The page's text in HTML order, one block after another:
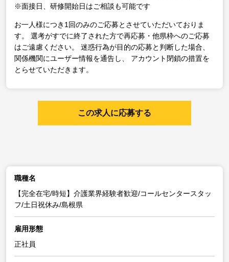
※面接日、研修開始日はご相談も可能です
お一人様につき1回のみのご応募とさせていただいておりま
す。
選考がすでに終了された方で再応募・他県枠へのご応募
はご遠慮ください。
迷惑行為が目的の応募と判断した場合、
関係機関にユーザー情報を通告し、
アカウント閉鎖の措置を
とらせていただきます。
この求人に応募する
職種名
【完全在宅/時短】介護業界経験者歓迎/コールセンタースタッ
フ/土日祝休み/島根県
雇用形態
正社員